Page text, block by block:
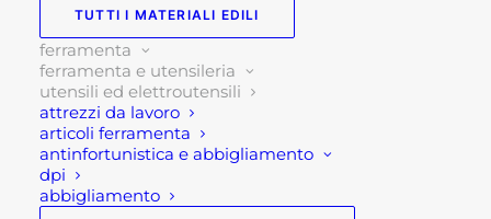
TUTTI I MATERIALI EDILI
ferramenta
ferramenta e utensileria
utensili ed elettroutensili
attrezzi da lavoro
articoli ferramenta
antinfortunistica e abbigliamento
dpi
abbigliamento
Chiusura con cerniere
set da 22 pezzi (chiavi, pinze, cacciaviti, bussole,
martello, cutter)
Se per qualsiasi ragione non riuscissi a
completare l’ordine o avessi dei dubbi prima di
effettuare il pagamento contattaci dalle 09 alle 12
e dalle 14 alle 17, ti offriremo tutto il supporto